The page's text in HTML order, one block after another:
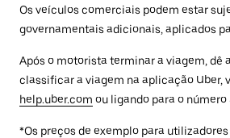
Os veículos comerciais podem estar
governamentais adicionais, aplicados
Após o motorista terminar a viagem, dê
classificar a viagem na aplicação Uber,
help.uber.com ou ligando para o número
*Os preços de exemplo para